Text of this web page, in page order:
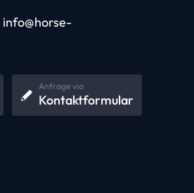
info@horse-
Kontaktformular
Anfrage via